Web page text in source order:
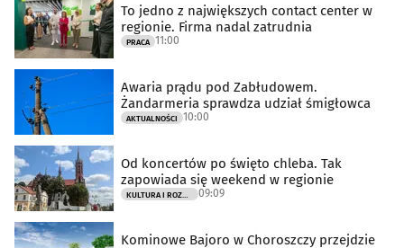
To jedno z największych contact center w
regionie. Firma nadal zatrudnia
PRACA 11:00
Awaria prądu pod Zabłudowem.
Żandarmeria sprawdza udział śmigłowca
AKTUALNOŚCI 10:00
Od koncertów po święto chleba. Tak
zapowiada się weekend w regionie
KULTURA I ROZRYWKA 09:09
Kominowe Bajoro w Choroszczy przejdzie